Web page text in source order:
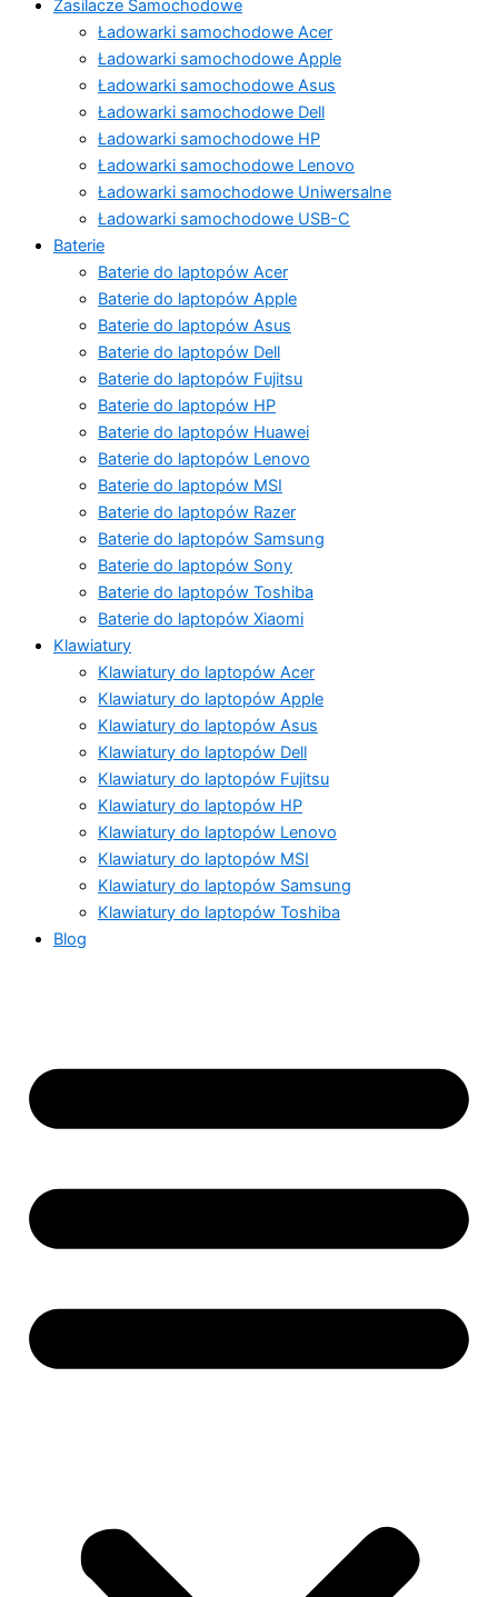
Zasilacze Samochodowe
Ładowarki samochodowe Acer
Ładowarki samochodowe Apple
Ładowarki samochodowe Asus
Ładowarki samochodowe Dell
Ładowarki samochodowe HP
Ładowarki samochodowe Lenovo
Ładowarki samochodowe Uniwersalne
Ładowarki samochodowe USB-C
Baterie
Baterie do laptopów Acer
Baterie do laptopów Apple
Baterie do laptopów Asus
Baterie do laptopów Dell
Baterie do laptopów Fujitsu
Baterie do laptopów HP
Baterie do laptopów Huawei
Baterie do laptopów Lenovo
Baterie do laptopów MSI
Baterie do laptopów Razer
Baterie do laptopów Samsung
Baterie do laptopów Sony
Baterie do laptopów Toshiba
Baterie do laptopów Xiaomi
Klawiatury
Klawiatury do laptopów Acer
Klawiatury do laptopów Apple
Klawiatury do laptopów Asus
Klawiatury do laptopów Dell
Klawiatury do laptopów Fujitsu
Klawiatury do laptopów HP
Klawiatury do laptopów Lenovo
Klawiatury do laptopów MSI
Klawiatury do laptopów Samsung
Klawiatury do laptopów Toshiba
Blog